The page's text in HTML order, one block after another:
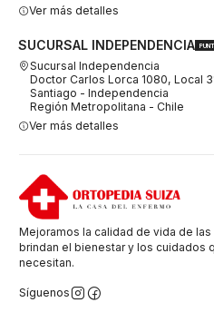
Ver más detalles
SUCURSAL INDEPENDENCIA
Sucursal Independencia
Doctor Carlos Lorca 1080, Local
Santiago - Independencia
Región Metropolitana - Chile
Ver más detalles
Mejoramos la calidad de vida de
brindan el bienestar y los cuidados
necesitan.
Síguenos